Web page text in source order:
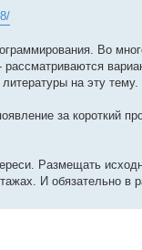
Во
на эту тему.
за короткий
Размещать
И обязательно в